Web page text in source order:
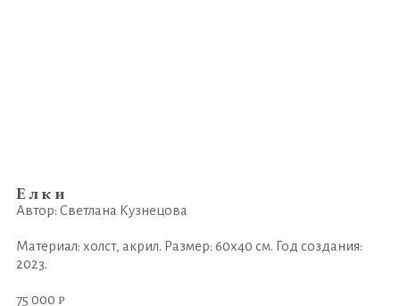
Елки
Автор: Светлана Кузнецова
Материал: холст, акрил. Размер: 60х40 см. Год создания:
2023.
75 000 ₽